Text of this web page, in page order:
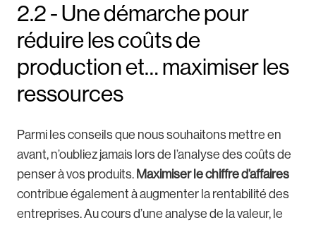
2.2 - Une démarche pour
réduire les coûts de
production et… maximiser les
ressources
Parmi les conseils que nous souhaitons mettre en
avant, n’oubliez jamais lors de l’analyse des coûts de
penser à vos produits. Maximiser le chiffre d’affaires
contribue également à augmenter la rentabilité des
entreprises. Au cours d’une analyse de la valeur, le